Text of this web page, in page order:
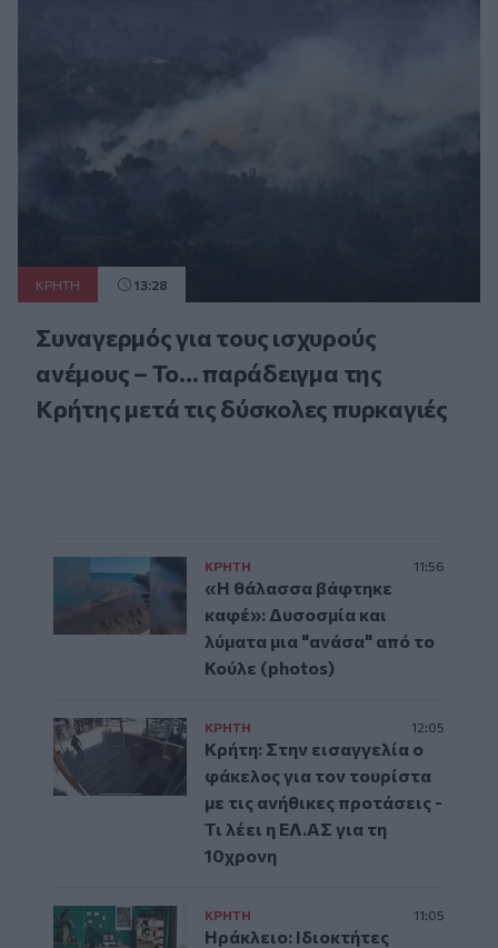
ΚΡΗΤΗ 13:28
Συναγερμός για τους ισχυρούς
ανέμους – Το... παράδειγμα της
Κρήτης μετά τις δύσκολες πυρκαγιές
ΚΡΗΤΗ 11:56
«Η θάλασσα βάφτηκε
καφέ»: Δυσοσμία και
λύματα μια "ανάσα" από το
Κούλε (photos)
ΚΡΗΤΗ 12:05
Κρήτη: Στην εισαγγελία ο
φάκελος για τον τουρίστα
με τις ανήθικες προτάσεις -
Τι λέει η ΕΛ.ΑΣ για τη
10χρονη
ΚΡΗΤΗ 11:05
Ηράκλειο: Ιδιοκτήτες